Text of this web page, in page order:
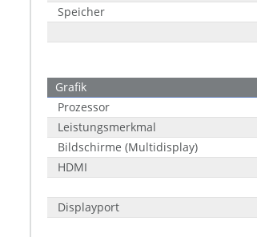
Speicher
Grafik
Prozessor
Leistungsmerkmal
Bildschirme (Multidisplay)
HDMI
Displayport